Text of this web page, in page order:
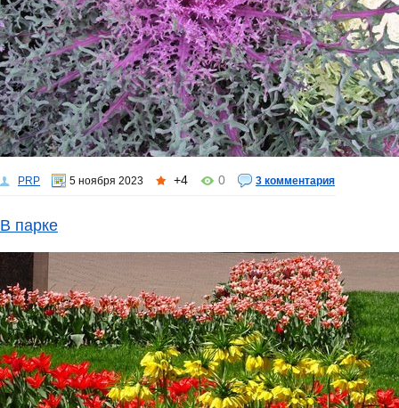
PRP 5 ноября 2023 +4 0 3 комментария
В парке